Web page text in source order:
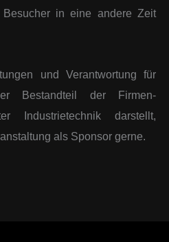
in eine andere Zeit
und Verantwortung für
Bestandteil der Firmen-
Industrietechnik darstellt,
als Sponsor gerne.